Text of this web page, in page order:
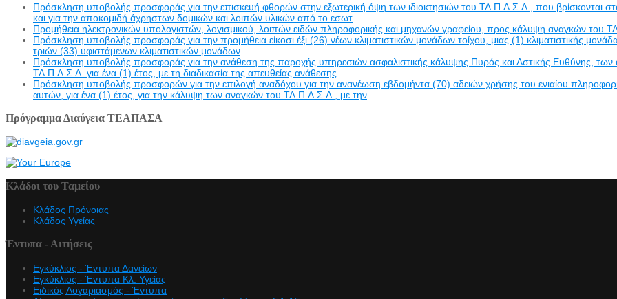
Πρόσκληση υποβολής προσφοράς για την επισκευή φθορών στην εξωτερική όψη των ιδιοκτησιών του ΤΑ.Π.Α.Σ.Α., που βρίσκονται
και για την αποκομιδή άχρηστων δομικών και λοιπών υλικών από το εσωτ
Προμήθεια ηλεκτρονικών υπολογιστών, λογισμικού, λοιπών ειδών πληροφορικής και μηχανών γραφείου, προς κάλυψη αναγκών του
Πρόσκληση υποβολής προσφοράς για την προμήθεια είκοσι έξι (26) νέων κλιματιστικών μονάδων τοίχου, μιας (1) κλιματιστικής
τριών (33) υφιστάμενων κλιματιστικών μονάδων
Πρόσκληση υποβολής προσφοράς για την ανάθεση της παροχής υπηρεσιών ασφαλιστικής κάλυψης Πυρός και Αστικής Ευθύνης,
ΤΑ.Π.Α.Σ.Α. για ένα (1) έτος, με τη διαδικασία της απευθείας ανάθεσης
Πρόσκληση υποβολής προσφορών για την επιλογή αναδόχου για την ανανέωση εβδομήντα (70) αδειών χρήσης του ενιαίου
αυτών, για ένα (1) έτος, για την κάλυψη των αναγκών του ΤΑ.Π.Α.Σ.Α., με την
Πρόγραμμα Διαύγεια ΤΕΑΠΑΣΑ
Κλάδοι του Ταμείου
Κλάδος Πρόνοιας
Κλάδος Υγείας
Έντυπα - Αιτήσεις
Εγκύκλιος - Έντυπα Δανείων
Εγκύκλιος - Έντυπα Κλ. Υγείας
Eιδικός Λογαριασμός - Έντυπα